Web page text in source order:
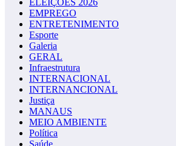
EMPREGO
ENTRETENIMENTO
Esporte
Galeria
GERAL
Infraestrutura
INTERNACIONAL
INTERNANCIONAL
Justiça
MANAUS
MEIO AMBIENTE
Política
Saúde